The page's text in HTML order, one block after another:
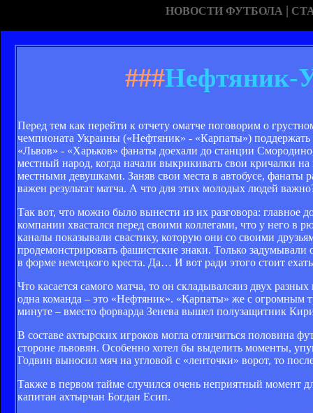
НОВОСТИ ФУТБОЛА |
###Нефтяник-
Перед тем как перейти к отчету оматче поговорим о
чемпионата Украины («Нефтяник» - «Карпаты»)
«Львов» - «Харьков» фанаты доехали до станции
местный народ, когда начали выкрикивать свои кричалки
местными девушками. Заняв свои места в автобусе, фанаты
важен результат матча. А что для этих молодых людей
Так вот, что можно было вынести из их разговора: главное
компании хвастался перед своими коллегами, что у него в
каналы показывали свастику, которую они со своими
продемонстрировать фашистские знаки. Только
в форме немецкого креста. Да… И вот ради этого стоит
Что касается самого матча, то он складывалсяиз двух
одна команда – это «Нефтяник». «Карпаты» же с огромным
минуте – вместо форварда Зенева вышел полузащитник
В составе ахтырских игроков могла отличиться половина
стороне львовян. Особенно хотел бы выделить моменты,
Годвин выносил мяч на угловой с «ленточки» ворот, то
Также в первом тайме случился очень неприятный момент
капитан ахтырчан Богдан Есип.